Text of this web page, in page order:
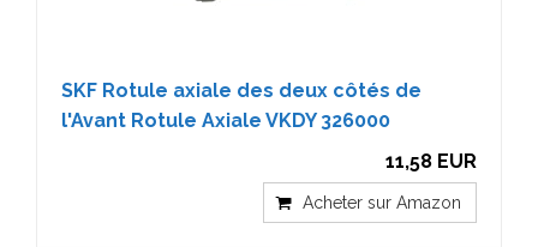
SKF Rotule axiale des deux côtés de
l'Avant Rotule Axiale VKDY 326000
11,58 EUR
Acheter sur Amazon